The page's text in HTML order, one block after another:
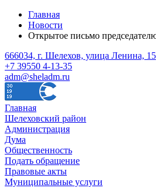
Главная
Новости
Открытое письмо
666034, г. Шелехов, улица Ленина, 15
+7 39550 4-13-35
adm@sheladm.ru
Главная
Шелеховский район
Администрация
Дума
Общественность
Подать обращение
Правовые акты
Муниципальные услуги